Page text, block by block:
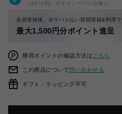
（1P=1円）※キャンペーン分除く
会員登録後、ポケパル払い初回登録&利用で
最大1,500円分ポイント進呈
獲得ポイントの確認方法は こちら
この商品について問い合わせる
ギフト：ラッピング不可